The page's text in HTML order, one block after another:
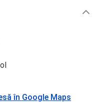
în Google Maps